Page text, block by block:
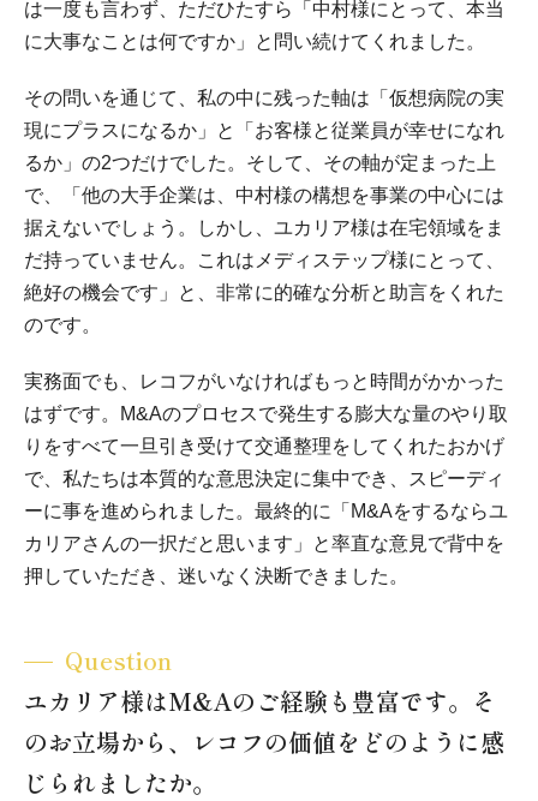
は一度も言わず、ただひたすら「中村様にとって、本当
に大事なことは何ですか」と問い続けてくれました。
その問いを通じて、私の中に残った軸は「仮想病院の実
現にプラスになるか」と「お客様と従業員が幸せになれ
るか」の2つだけでした。そして、その軸が定まった上
で、「他の大手企業は、中村様の構想を事業の中心には
据えないでしょう。しかし、ユカリア様は在宅領域をま
だ持っていません。これはメディステップ様にとって、
絶好の機会です」と、非常に的確な分析と助言をくれた
のです。
実務面でも、レコフがいなければもっと時間がかかった
はずです。M&Aのプロセスで発生する膨大な量のやり取
りをすべて一旦引き受けて交通整理をしてくれたおかげ
で、私たちは本質的な意思決定に集中でき、スピーディ
ーに事を進められました。最終的に「M&Aをするならユ
カリアさんの一択だと思います」と率直な意見で背中を
押していただき、迷いなく決断できました。
Question
ユカリア様はM&Aのご経験も豊富です。そ
のお立場から、レコフの価値をどのように感
じられましたか。